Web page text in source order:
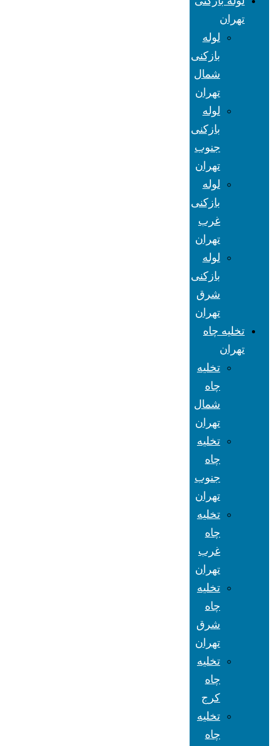
تهران
لوله
بازکنی
شمال
تهران
لوله
بازکنی
جنوب
تهران
لوله
بازکنی
غرب
تهران
لوله
بازکنی
شرق
تهران
تخلیه چاه
تهران
تخلیه
چاه
شمال
تهران
تخلیه
چاه
جنوب
تهران
تخلیه
چاه
غرب
تهران
تخلیه
چاه
شرق
تهران
تخلیه
چاه
کرج
تخلیه
چاه